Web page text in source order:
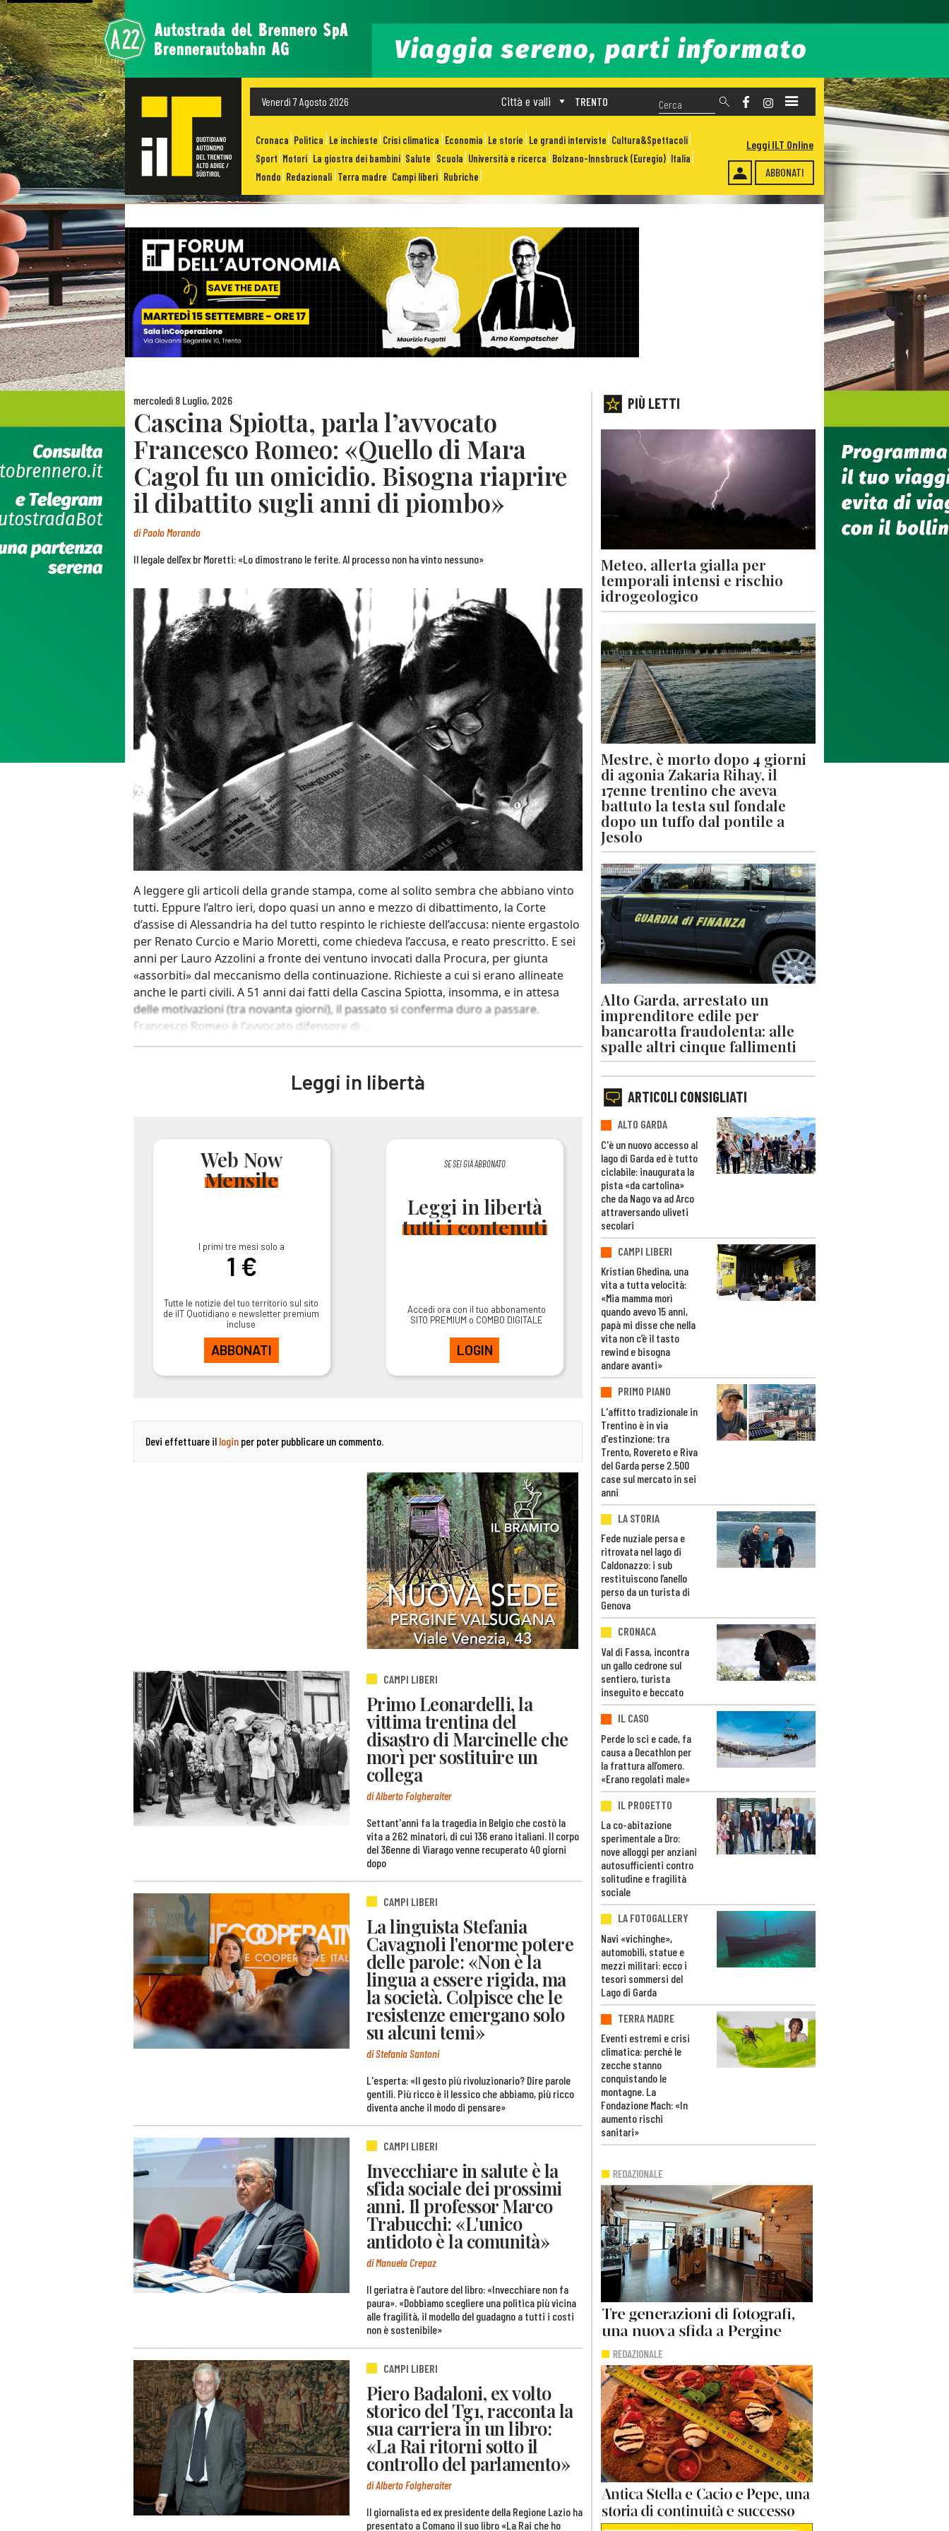
Venerdì 7 Agosto 2026 TRENTO
Città e valli
Cronaca Politica Le inchieste Crisi climatica Economia Le storie Le grandi interviste Cultura&Spettacoli
Sport Motori La giostra dei bambini Salute Scuola Università e ricerca Bolzano-Innsbruck (Euregio) Italia
Mondo Redazionali Terra madre Campi liberi Rubriche ABBONATI
Leggi ILT Online
mercoledì 8 Luglio, 2026
Cascina Spiotta, parla l’avvocato
Francesco Romeo: «Quello di Mara
Cagol fu un omicidio. Bisogna riaprire
il dibattito sugli anni di piombo»
diPaolo Morando
Il legale dell’ex br Moretti: «Lo dimostrano le ferite. Al processo non ha vinto nessuno»
A leggere gli articoli della grande stampa, come al solito sembra che abbiano vinto
tutti. Eppure l’altro ieri, dopo quasi un anno e mezzo di dibattimento, la Corte
d’assise di Alessandria ha del tutto respinto le richieste dell’accusa: niente ergastolo
per Renato Curcio e Mario Moretti, come chiedeva l’accusa, e reato prescritto. E sei
anni per Lauro Azzolini a fronte dei ventuno invocati dalla Procura, per giunta
«assorbiti» dal meccanismo della continuazione. Richieste a cui si erano allineate
anche le parti civili. A 51 anni dai fatti della Cascina Spiotta, insomma, e in attesa
delle motivazioni (tra novanta giorni), il passato si conferma duro a passare.
Francesco Romeo è l’avvocato difensore di ...
Leggi in libertà
Web Now
Mensile
I primi tre mesi solo a
1 €
Tutte le notizie del tuo territorio sul sito
de ilT Quotidiano e newsletter premium
incluse
ABBONATI
SE SEI GIÀ ABBONATO
Leggi in libertà
tutti i contenuti
Accedi ora con il tuo abbonamento
SITO PREMIUM o COMBO DIGITALE
LOGIN
Devi effettuare il login per poter pubblicare un commento.
CAMPI LIBERI
Primo Leonardelli, la
vittima trentina del
disastro di Marcinelle che
morì per sostituire un
collega
di Alberto Folgheraiter
Settant'anni fa la tragedia in Belgio che costò la
vita a 262 minatori, di cui 136 erano italiani. Il corpo
del 36enne di Viarago venne recuperato 40 giorni
dopo
CAMPI LIBERI
La linguista Stefania
Cavagnoli l'enorme potere
delle parole: «Non è la
lingua a essere rigida, ma
la società. Colpisce che le
resistenze emergano solo
su alcuni temi»
di Stefania Santoni
L'esperta: «Il gesto più rivoluzionario? Dire parole
gentili. Più ricco è il lessico che abbiamo, più ricco
diventa anche il modo di pensare»
CAMPI LIBERI
Invecchiare in salute è la
sfida sociale dei prossimi
anni. Il professor Marco
Trabucchi: «L'unico
antidoto è la comunità»
di Manuela Crepaz
Il geriatra è l'autore del libro: «Invecchiare non fa
paura». «Dobbiamo scegliere una politica più vicina
alle fragilità, il modello del guadagno a tutti i costi
non è sostenibile»
CAMPI LIBERI
Piero Badaloni, ex volto
storico del Tg1, racconta la
sua carriera in un libro:
«La Rai ritorni sotto il
controllo del parlamento»
di Alberto Folgheraiter
Il giornalista ed ex presidente della Regione Lazio ha
presentato a Comano il suo libro «La Rai che ho
PIÙ LETTI
Meteo, allerta gialla per
temporali intensi e rischio
idrogeologico
Mestre, è morto dopo 4 giorni
di agonia Zakaria Rihay, il
17enne trentino che aveva
battuto la testa sul fondale
dopo un tuffo dal pontile a
Jesolo
Alto Garda, arrestato un
imprenditore edile per
bancarotta fraudolenta: alle
spalle altri cinque fallimenti
ARTICOLI CONSIGLIATI
ALTO GARDA
C'è un nuovo accesso al
lago di Garda ed è tutto
ciclabile: inaugurata la
pista «da cartolina»
che da Nago va ad Arco
attraversando uliveti
secolari
CAMPI LIBERI
Kristian Ghedina, una
vita a tutta velocità:
«Mia mamma morì
quando avevo 15 anni,
papà mi disse che nella
vita non c’è il tasto
rewind e bisogna
andare avanti»
PRIMO PIANO
L'affitto tradizionale in
Trentino è in via
d'estinzione: tra
Trento, Rovereto e Riva
del Garda perse 2.500
case sul mercato in sei
anni
LA STORIA
Fede nuziale persa e
ritrovata nel lago di
Caldonazzo: i sub
restituiscono l’anello
perso da un turista di
Genova
CRONACA
Val di Fassa, incontra
un gallo cedrone sul
sentiero, turista
inseguito e beccato
IL CASO
Perde lo sci e cade, fa
causa a Decathlon per
la frattura all’omero.
«Erano regolati male»
IL PROGETTO
La co-abitazione
sperimentale a Dro:
nove alloggi per anziani
autosufficienti contro
solitudine e fragilità
sociale
LA FOTOGALLERY
Navi «vichinghe»,
automobili, statue e
mezzi militari: ecco i
tesori sommersi del
Lago di Garda
TERRA MADRE
Eventi estremi e crisi
climatica: perché le
zecche stanno
conquistando le
montagne. La
Fondazione Mach: «In
aumento rischi
sanitari»